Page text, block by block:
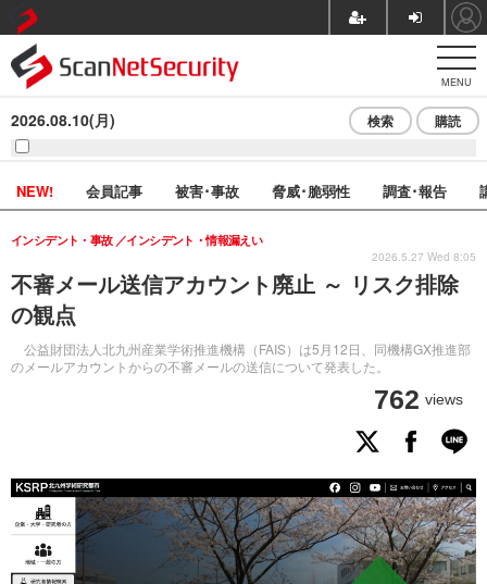
MENU
2026.08.10(月) 検索 購読
NEW! 会員記事 被害･事故 脅威･脆弱性 調査･報告
不審メール送信アカウント廃止 ～ リスク排除
の観点
公益財団法人北九州産業学術推進機構（FAIS）は5月12日、同機構GX推進部
のメールアカウントからの不審メールの送信について発表した。
インシデント・事故 インシデント・情報漏えい
762 views
2026.5.27 Wed 8:05